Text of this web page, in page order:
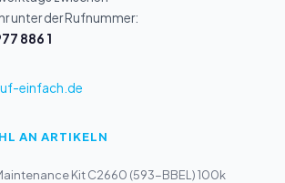
unter der Rufnummer:
886 1
einfach.de
AN ARTIKELN
Kit C2660 (593-BBEL) 100k